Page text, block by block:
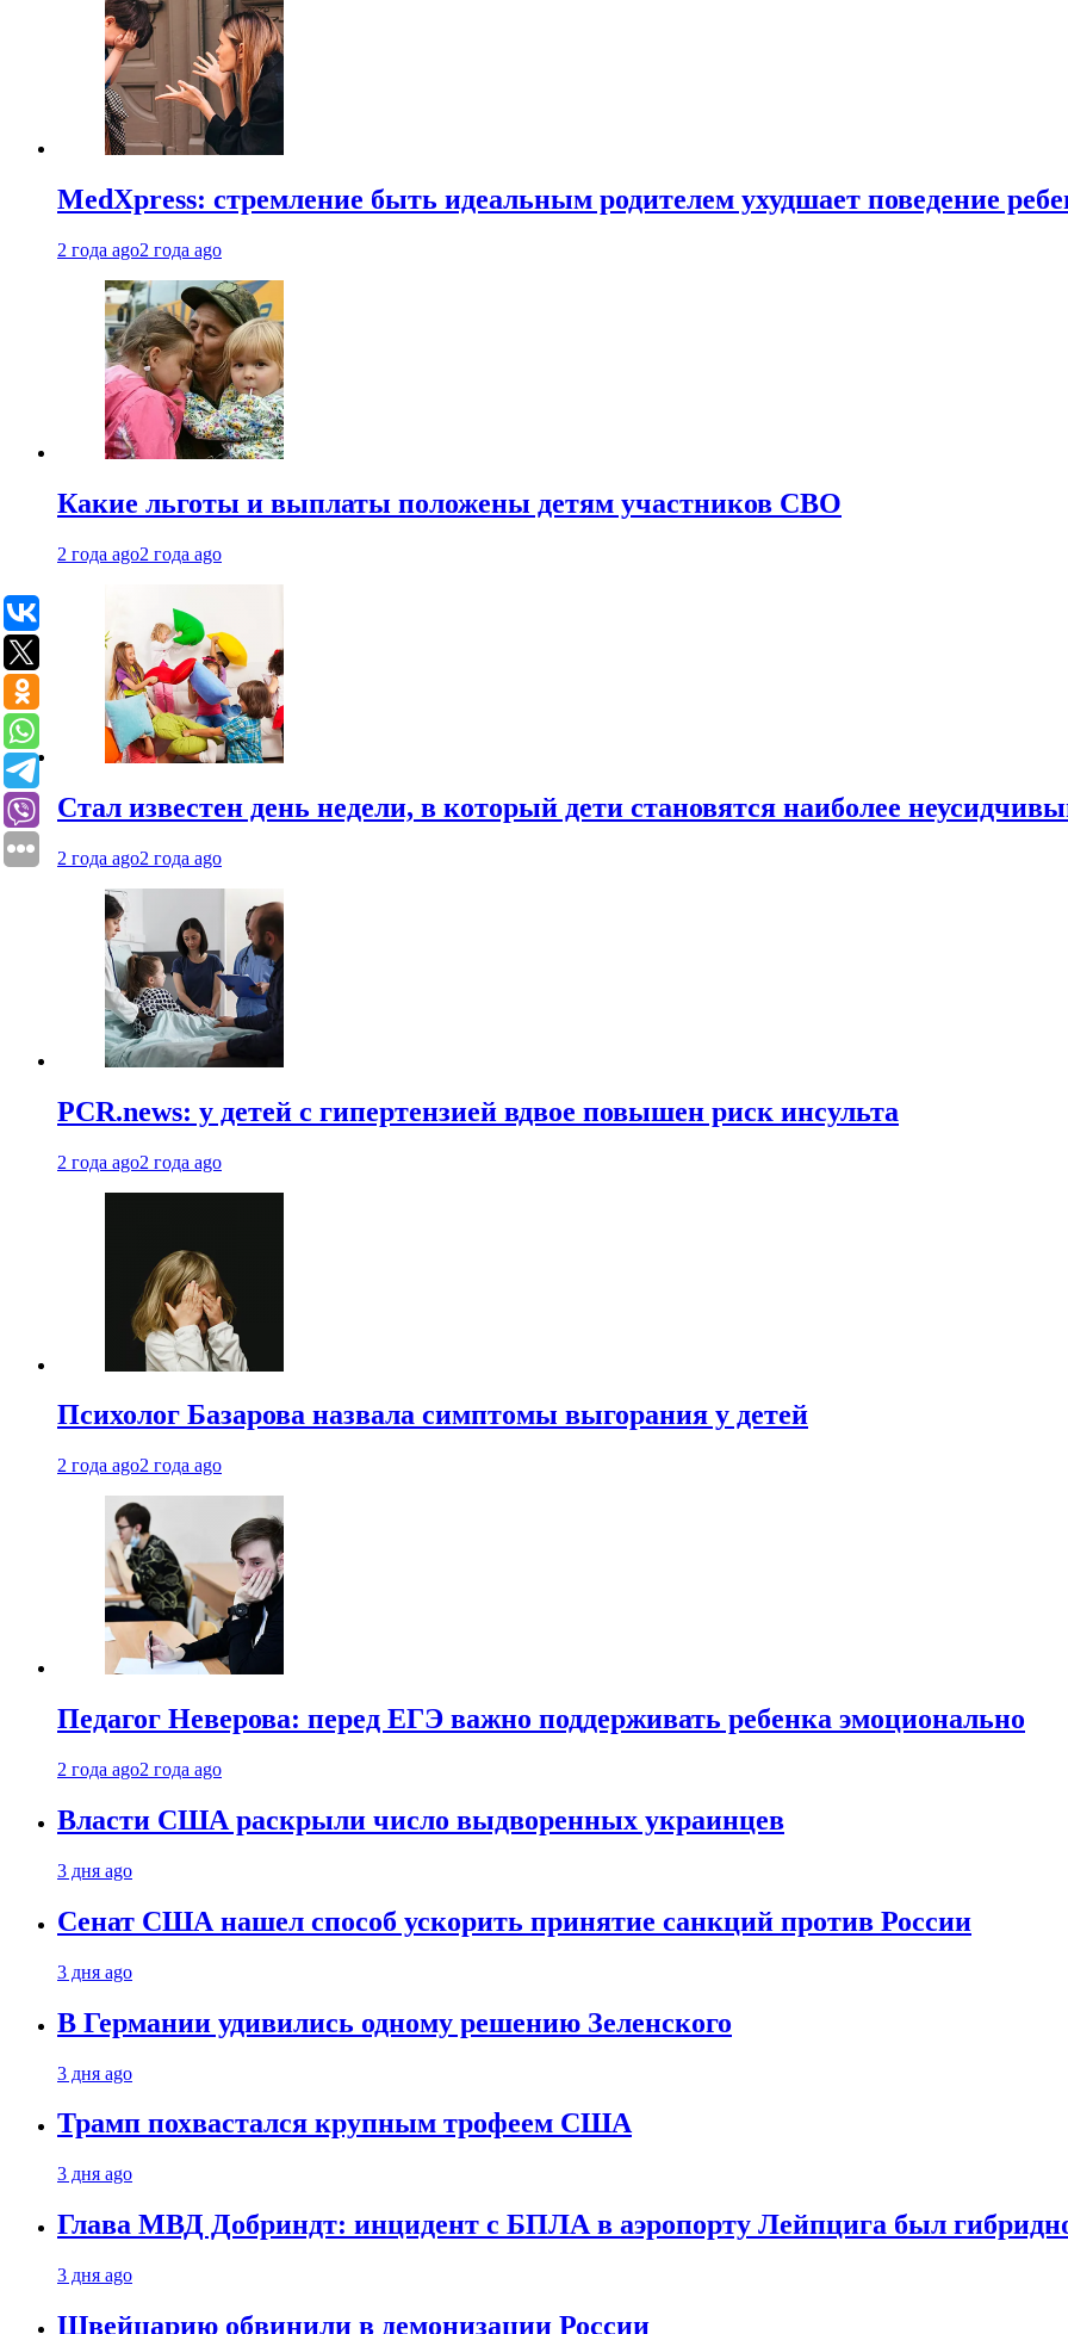
MedXpress: стремление быть идеальным родителем ухудшает поведение
2 года ago2 года ago
Какие льготы и выплаты положены детям участников СВО
2 года ago2 года ago
Стал известен день недели, в который дети становятся наиболее
2 года ago2 года ago
PCR.news: у детей с гипертензией вдвое повышен риск инсульта
2 года ago2 года ago
Психолог Базарова назвала симптомы выгорания у детей
2 года ago2 года ago
Педагог Неверова: перед ЕГЭ важно поддерживать ребенка эмоционально
2 года ago2 года ago
Власти США раскрыли число выдворенных украинцев
3 дня ago
Сенат США нашел способ ускорить принятие санкций против России
3 дня ago
В Германии удивились одному решению Зеленского
3 дня ago
Трамп похвастался крупным трофеем США
3 дня ago
Глава МВД Добриндт: инцидент с БПЛА в аэропорту Лейпцига был
3 дня ago
Швейцарию обвинили в демонизации России